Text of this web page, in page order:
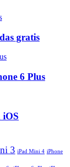
gratis
6 Plus
iOS
3 iPad Mini 4 iPhone